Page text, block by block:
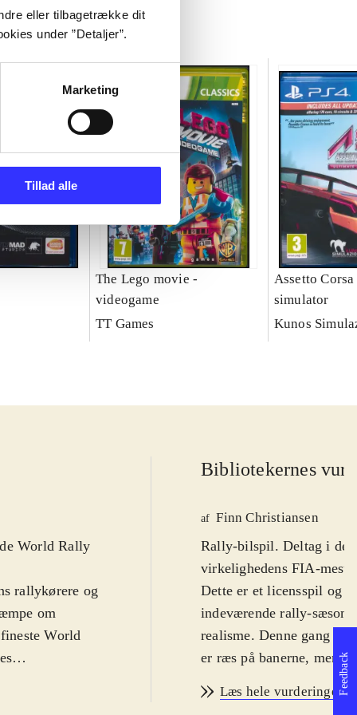
eller tilbagetrække dit
under ”Detaljer”.
Marketing
Tillad alle
The Lego movie -
videogame
TT Games
Assetto
simulator
Kunos
World Rally
rallykørere og
om
World
Bibliotekernes
af Finn Christiansen
Rally-bilspil. Deltag i det
virkelighedens FIA-
Dette er et licensspil og
indeværende rally-
realisme. Denne gang er
er ræs på banerne, men
passer perfekt til din
Sproget er engelsk.
Læs hele vurderingenFeedback